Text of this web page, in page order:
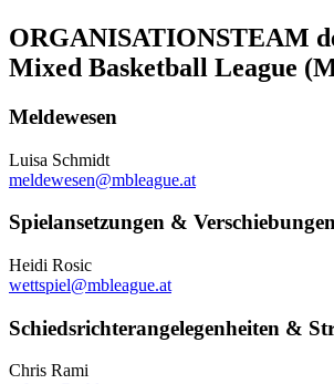
ORGANISATIONSTEAM
Mixed Basketball League
Meldewesen
Luisa Schmidt
meldewesen@mbleague.at
Spielansetzungen &
Heidi Rosic
wettspiel@mbleague.at
Schiedsrichterangelegenheiten &
Chris Rami